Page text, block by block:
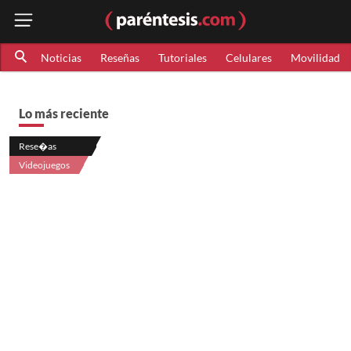
Noticias Reseñas Tutoriales Celulares Movilidad
Lo más reciente
Rese�as
Videojuegos